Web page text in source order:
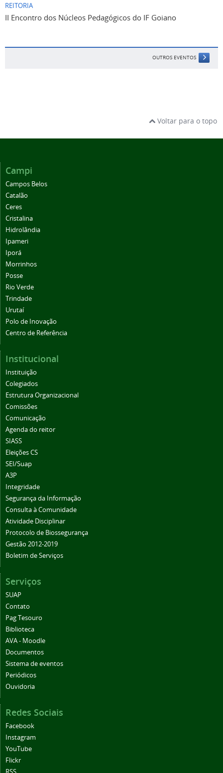
REITORIA
II Encontro dos Núcleos Pedagógicos do IF Goiano
OUTROS EVENTOS
Voltar para o topo
Campi
Campos Belos
Catalão
Ceres
Cristalina
Hidrolândia
Ipameri
Iporá
Morrinhos
Posse
Rio Verde
Trindade
Urutaí
Polo de Inovação
Centro de Referência
Institucional
Instituição
Colegiados
Estrutura Organizacional
Comissões
Comunicação
Agenda do reitor
SIASS
Eleições CS
SEI/Suap
A3P
Integridade
Segurança da Informação
Consulta à Comunidade
Atividade Disciplinar
Protocolo de Biossegurança
Gestão 2012-2019
Boletim de Serviços
Serviços
SUAP
Contato
Pag Tesouro
Biblioteca
AVA - Moodle
Documentos
Sistema de eventos
Periódicos
Ouvidoria
Redes Sociais
Facebook
Instagram
YouTube
Flickr